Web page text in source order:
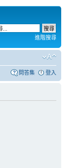
進階搜尋
問答集 登入